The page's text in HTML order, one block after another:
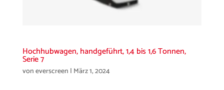
Hochhubwagen, handgeführt, 1,4 bis 1,6 Tonnen,
Serie 7
voneverscreen | März 1, 2024